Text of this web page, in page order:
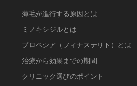
薄毛が進行する原因とは
ミノキシジルとは
プロペシア（フィナステリド）とは
治療から効果までの期間
クリニック選びのポイント